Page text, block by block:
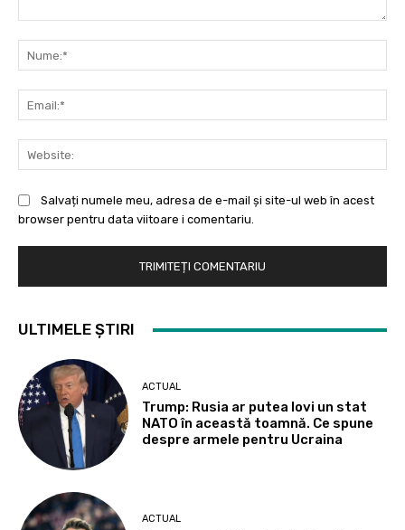
Salvați numele meu, adresa de e-mail și site-ul web în acest
browser pentru data viitoare i comentariu.
ULTIMELE ȘTIRI
ACTUAL
Trump: Rusia ar putea lovi un stat
NATO în această toamnă. Ce spune
despre armele pentru Ucraina
ACTUAL